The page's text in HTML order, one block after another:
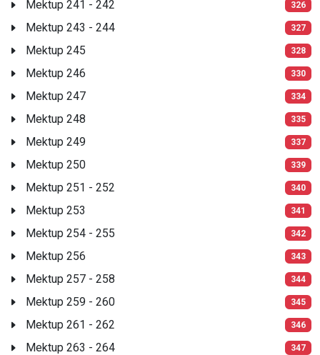
Mektup 241 - 242 326
Mektup 243 - 244 327
Mektup 245 328
Mektup 246 330
Mektup 247 334
Mektup 248 335
Mektup 249 337
Mektup 250 339
Mektup 251 - 252 340
Mektup 253 341
Mektup 254 - 255 342
Mektup 256 343
Mektup 257 - 258 344
Mektup 259 - 260 345
Mektup 261 - 262 346
Mektup 263 - 264 347